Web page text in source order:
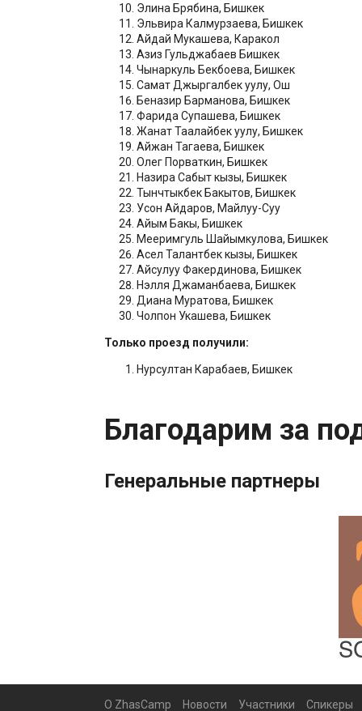
Элина Брябина, Бишкек
Эльвира Калмурзаева, Бишкек
Айдай Мукашева, Каракол
Азиз Гульджабаев Бишкек
Чынаркуль Бекбоева, Бишкек
Самат Джыргалбек уулу, Ош
Беназир Барманова, Бишкек
Фарида Супашева, Бишкек
Жанат Таалайбек уулу, Бишкек
Айжан Тагаева, Бишкек
Олег Порваткин, Бишкек
Назира Сабыт кызы, Бишкек
Тынчтыкбек Бакытов, Бишкек
Усон Айдаров, Майлуу-Суу
Айым Бакы, Бишкек
Мееримгуль Шайымкулова, Бишкек
Асел Талантбек кызы, Бишкек
Айсулуу Факердинова, Бишкек
Нэлля Джаманбаева, Бишкек
Диана Муратова, Бишкек
Чолпон Укашева, Бишкек
Только проезд получили:
Нурсултан Карабаев, Бишкек
Благодарим за
Генеральные партнеры
О ZhasCamp Новости Участники Спикеры